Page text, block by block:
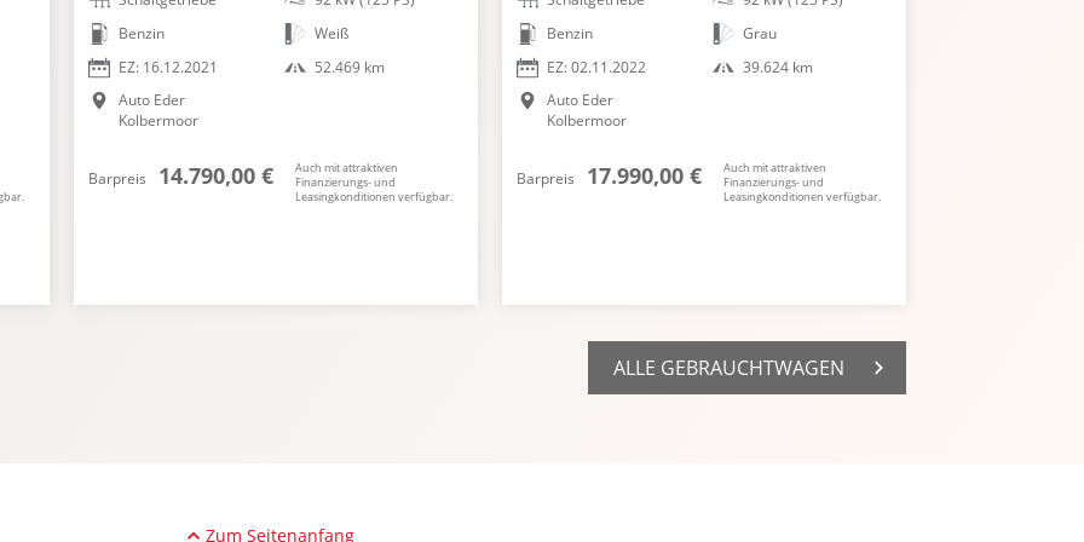
Benzin
EZ: 16.12.2021
Auto Eder
Kolbermoor
Weiß
52.469 km
Barpreis 14.790,00 €
Auch mit attraktiven
Finanzierungs- und
Leasingkonditionen verfügbar.
Benzin
EZ: 02.11.2022
Auto Eder
Kolbermoor
Grau
39.624 km
Barpreis 17.990,00 €
Auch mit attraktiven
Finanzierungs- und
Leasingkonditionen verfügbar.
ALLE GEBRAUCHTWAGEN
Zum Seitenanfang